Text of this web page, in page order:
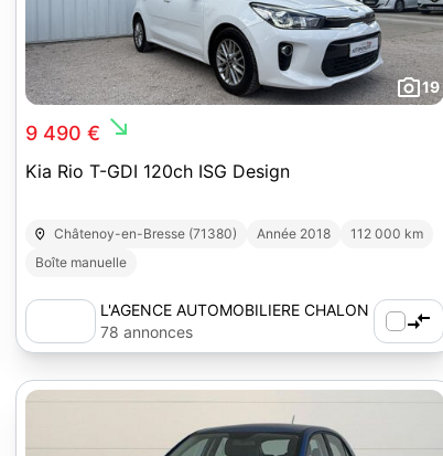
19
9 490 € south_east
Kia Rio T-GDI 120ch ISG Design
Châtenoy-en-Bresse (71380) Année 2018
112 000 km
Boîte manuelle
L'AGENCE AUTOMOBILIERE CHALON
SUR SAONE
78 annonces